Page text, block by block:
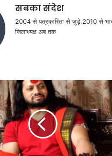
सबका संदेश
2004 से पत्रकारिता से जुड़े,2010 से
जिलाध्यक्ष अब तक